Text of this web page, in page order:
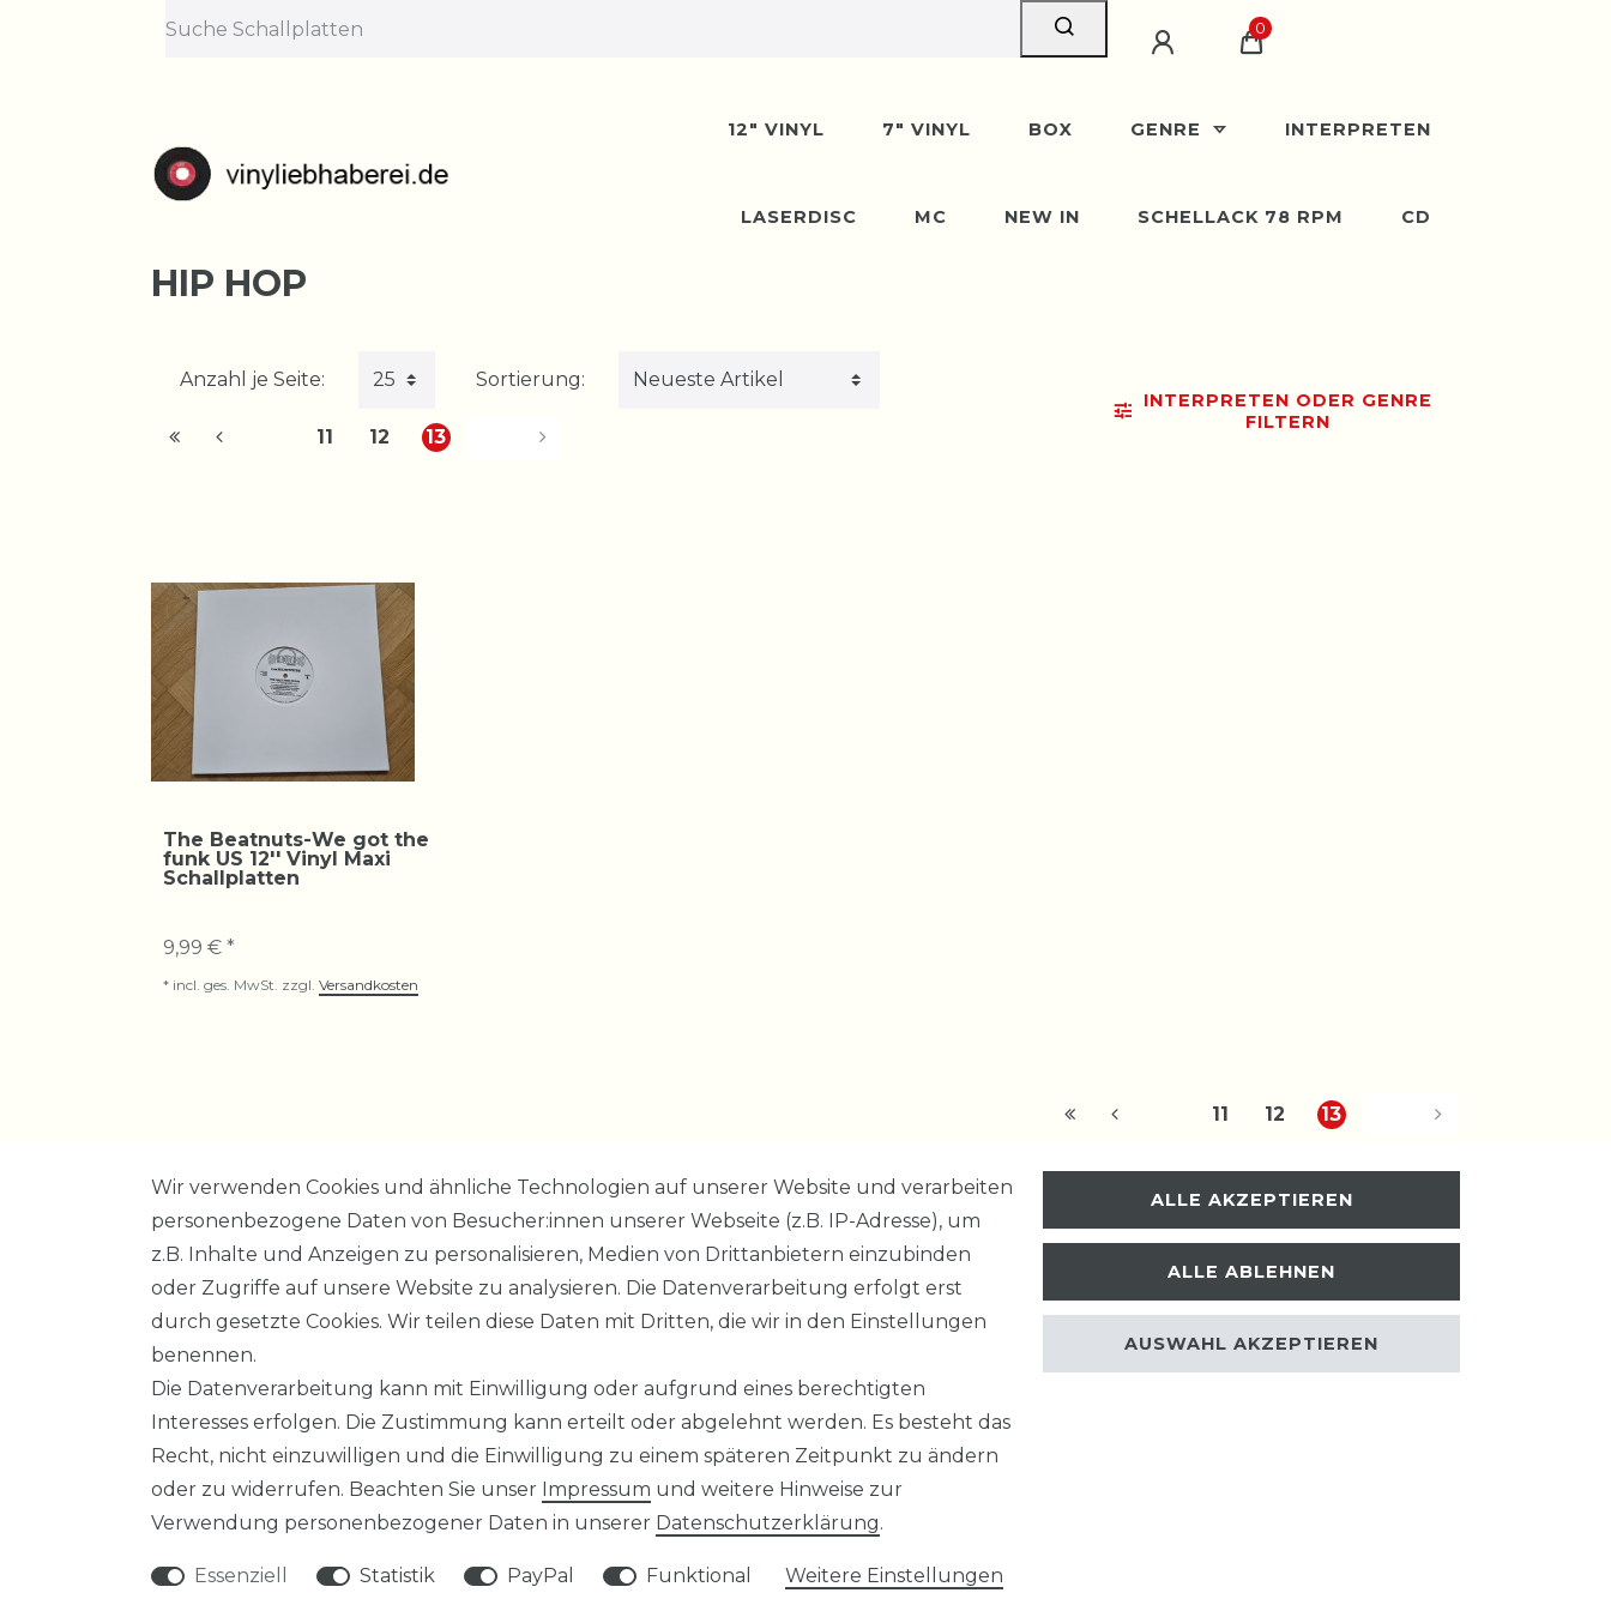
0
12" VINYL 7" VINYL BOX GENRE INTERPRETEN
LASERDISC MC NEW IN SCHELLACK 78 RPM CD
HIP HOP
Anzahl je Seite: Sortierung:
11 12 13
INTERPRETEN ODER GENRE
FILTERN
The Beatnuts-We got the
funk US 12'' Vinyl Maxi
Schallplatten
9,99 € *
* incl. ges. MwSt. zzgl. Versandkosten
11 12 13
Impressum Daten­schutz­erklärung AGB Widerrufs­recht VERTRAG WIDERRUFEN Kontakt
SERVICE
VERSANDKOSTEN
UNTERNEHMEN
Wir verwenden Cookies und ähnliche Technologien auf unserer Website und verarbeiten
personenbezogene Daten von Besucher:innen unserer Webseite (z.B. IP-Adresse), um
z.B. Inhalte und Anzeigen zu personalisieren, Medien von Drittanbietern einzubinden
oder Zugriffe auf unsere Website zu analysieren. Die Datenverarbeitung erfolgt erst
durch gesetzte Cookies. Wir teilen diese Daten mit Dritten, die wir in den Einstellungen
benennen.
Die Datenverarbeitung kann mit Einwilligung oder aufgrund eines berechtigten
Interesses erfolgen. Die Zustimmung kann erteilt oder abgelehnt werden. Es besteht das
Recht, nicht einzuwilligen und die Einwilligung zu einem späteren Zeitpunkt zu ändern
oder zu widerrufen. Beachten Sie unser Impressum und weitere Hinweise zur
Verwendung personenbezogener Daten in unserer Daten­schutz­erklärung.
Essenziell Statistik PayPal Funktional Weitere Einstellungen
ALLE AKZEPTIEREN
ALLE ABLEHNEN
AUSWAHL AKZEPTIEREN